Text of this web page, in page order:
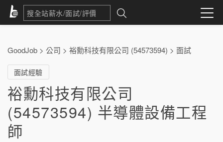
GoodJob > 公司 > 裕勳科技有限公司 (54573594) > 面試
面試經驗
裕勳科技有限公司
(54573594) 半導體設備工程
師